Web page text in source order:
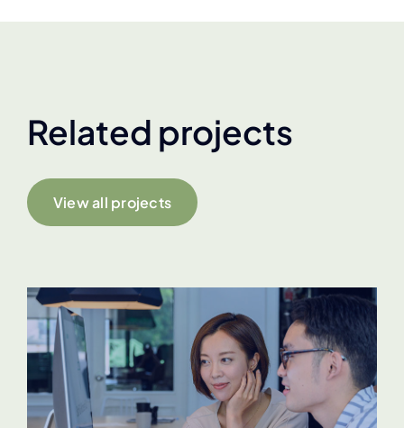
Related projects
View all projects